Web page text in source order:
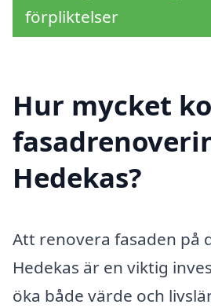
förpliktelser
Hur mycket
Hedekas?
Att renovera fasaden på
Hedekas är en viktig
öka både värde och